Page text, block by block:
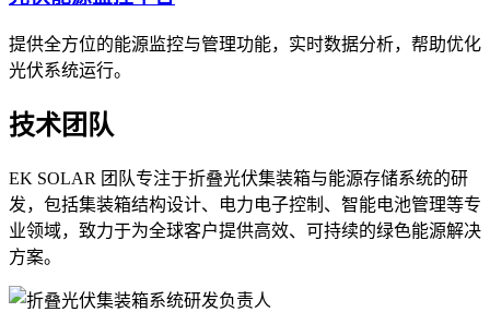
提供全方位的能源监控与管理功能，实时数据分析，帮助优化
光伏系统运行。
技术团队
EK SOLAR 团队专注于折叠光伏集装箱与能源存储系统的研
发，包括集装箱结构设计、电力电子控制、智能电池管理等专
业领域，致力于为全球客户提供高效、可持续的绿色能源解决
方案。